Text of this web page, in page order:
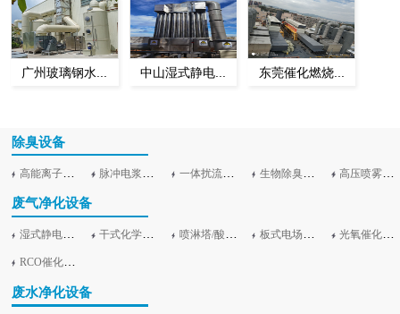
广州玻璃钢水... 中山湿式静电... 东莞催化燃烧...
除臭设备
高能离子除臭设备 脉冲电浆除臭设备 一体扰流除臭设备 生物除臭设备及滤池加盖 高压喷雾除臭净化设备
废气净化设备
湿式静电工业油烟净化设备 干式化学滤料/活性炭吸附设备 喷淋塔/酸雾净塔/旋流塔 板式电场等离子净化设备 光氧催化净化设备（UV光解）
RCO催化吸附燃烧设备
废水净化设备